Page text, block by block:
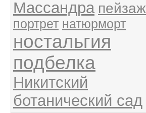
Массандра пейзаж
портрет натюрморт
ностальгия
подбелка
Никитский
ботанический сад